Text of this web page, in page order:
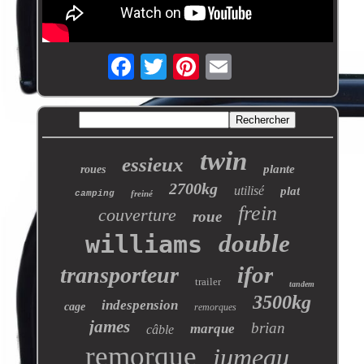
roues essieux twin plante
camping freiné 2700kg utilisé plat
couverture roue frein
williams double
transporteur trailer ifor tandem
cage indespension remorques 3500kg
james câble marque brian
remorque jumeau